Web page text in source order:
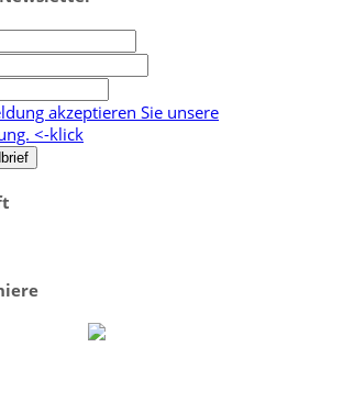
akzeptieren Sie unsere
<-klick